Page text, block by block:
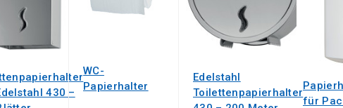
430 –
WC-
Papierhalter
Edelstahl
Toilettenpapierhalter
für